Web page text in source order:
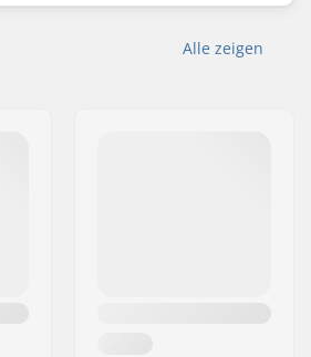
Alle zeigen